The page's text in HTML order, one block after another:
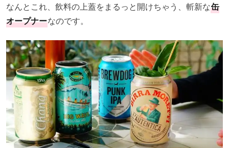
なんとこれ、飲料の上蓋をまるっと開けちゃう、斬新な缶
オープナーなのです。